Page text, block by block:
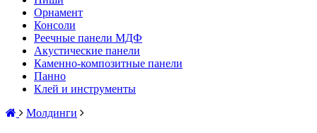
Орнамент
Консоли
Реечные панели МДФ
Акустические панели
Каменно-композитные панели
Панно
Клей и инструменты
Молдинги